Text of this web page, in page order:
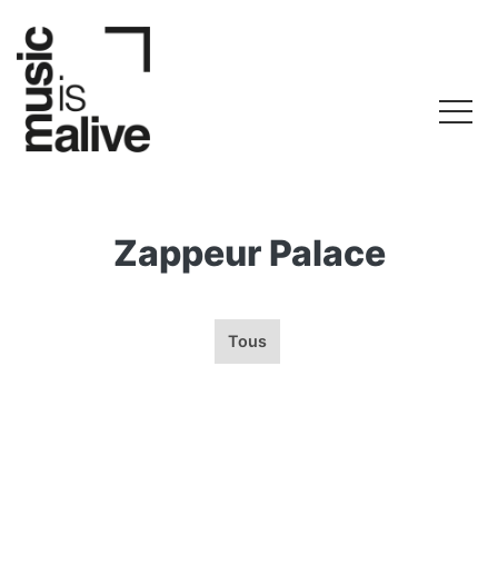
Zappeur Palace
Tous